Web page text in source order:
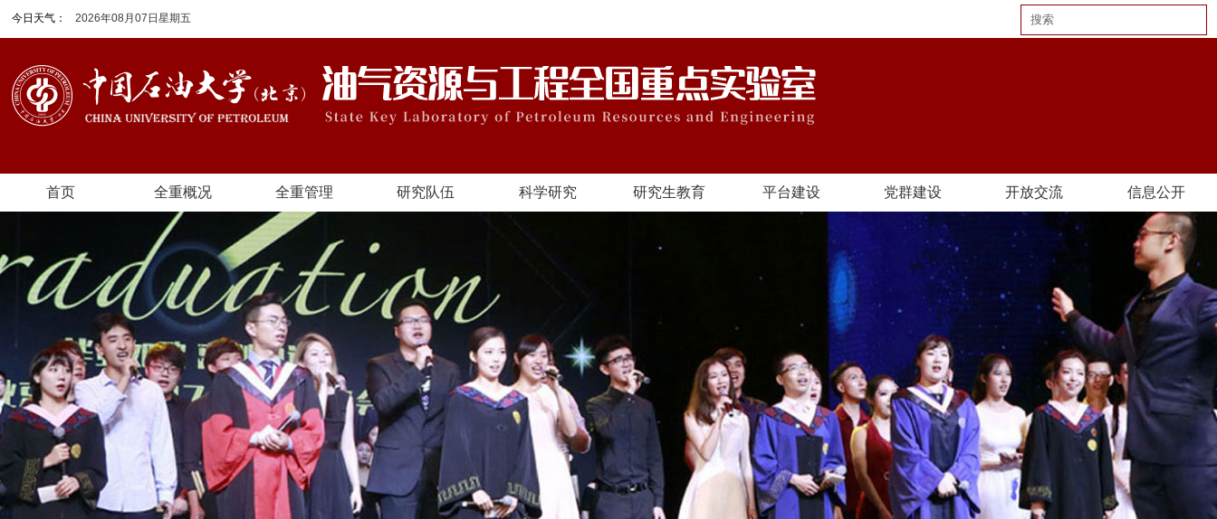
今日天气： 2026年08月07日星期五
首页 全重概况 全重管理 研究队伍 科学研究 研究生教育 平台建设 党群建设 开放交流 信息公开